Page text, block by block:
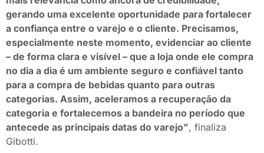
gerando uma excelente oportunidade para fortalecer
a confiança entre o varejo e o cliente. Precisamos,
especialmente neste momento, evidenciar ao cliente
– de forma clara e visível – que a loja onde ele compra
no dia a dia é um ambiente seguro e confiável tanto
para a compra de bebidas quanto para outras
categorias. Assim, aceleramos a recuperação da
categoria e fortalecemos a bandeira no período que
antecede as principais datas do varejo”, finaliza
Gibotti.